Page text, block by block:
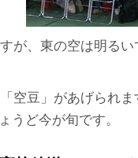
が、東の空は明る
空豆」があげられ
うど今が旬です。